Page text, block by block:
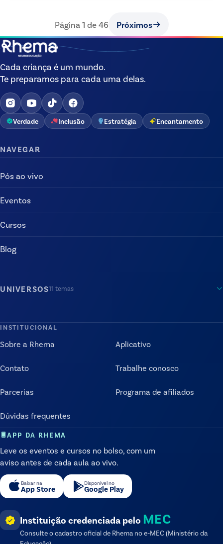
Página 1 de 46 Próximos
Cada criança é um mundo.
Te preparamos para cada uma delas.
Verdade Inclusão Estratégia Encantamento
NAVEGAR
Pós ao vivo
Eventos
Cursos
Blog
UNIVERSOS11 temas
INSTITUCIONAL
Sobre a Rhema Aplicativo
Contato Trabalhe conosco
Parcerias Programa de afiliados
Dúvidas frequentes
APP DA RHEMA
Leve os eventos e cursos no bolso, com um
aviso antes de cada aula ao vivo.
Baixar na
App Store
Disponível no
Google Play
Instituição credenciada pelo MEC
Consulte o cadastro oficial de Rhema no e-MEC (Ministério da